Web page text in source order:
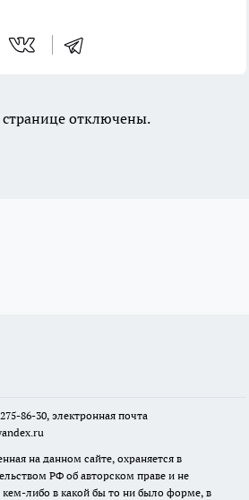
отключены.
86-30, электронная почта
на данном сайте, охраняется в
РФ об авторском праве и не
либо в какой бы то ни было форме, в